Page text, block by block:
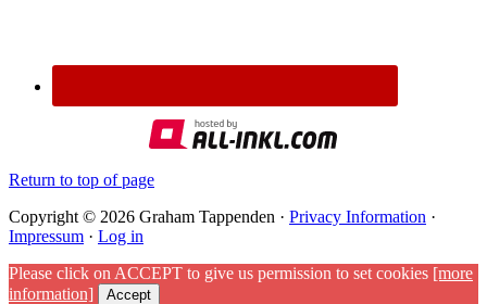
Return to top of page
Copyright © 2026 Graham Tappenden · Privacy Information ·
Impressum · Log in
Please click on ACCEPT to give us permission to set cookies [more
information]
Accept